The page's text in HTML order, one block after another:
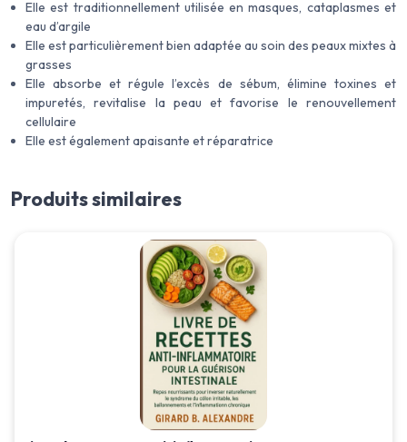
Elle est traditionnellement utilisée en masques, cataplasmes et
eau d’argile
Elle est particulièrement bien adaptée au soin des peaux mixtes à
grasses
Elle absorbe et régule l’excès de sébum, élimine toxines et
impuretés, revitalise la peau et favorise le renouvellement
cellulaire
Elle est également apaisante et réparatrice
Produits similaires